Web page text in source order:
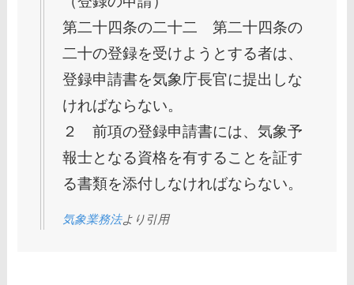
第二十四条の二十二 第二十四条の
二十の登録を受けようとする者は、
登録申請書を気象庁長官に提出しな
ければならない。
２ 前項の登録申請書には、気象予
報士となる資格を有することを証す
る書類を添付しなければならない。
気象業務法より引用